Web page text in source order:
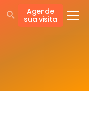
Agende
sua visita